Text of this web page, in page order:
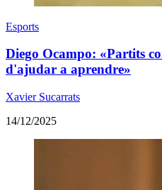
Esports
Diego Ocampo: «Partits
d'ajudar a aprendre»
Xavier Sucarrats
14/12/2025